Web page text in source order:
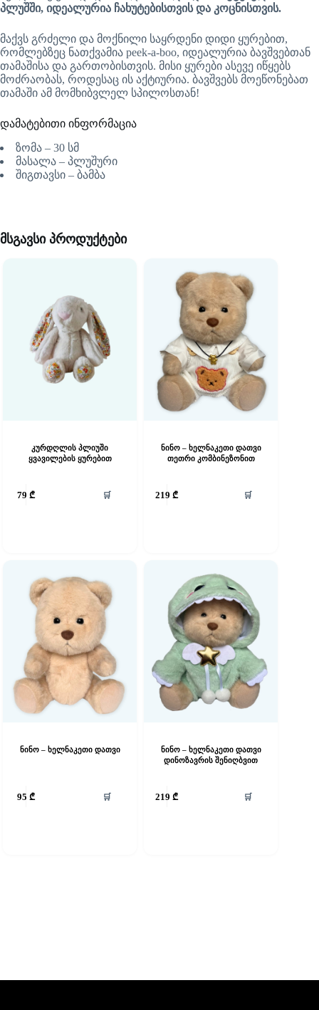
პლუშში, იდეალურია ჩახუტებისთვის და კოცნისთვის.
მაქვს გრძელი და მოქნილი საყრდენი დიდი ყურებით,
რომლებზეც ნათქვამია peek-a-boo, იდეალურია ბავშვებთან
თამაშისა და გართობისთვის. მისი ყურები ასევე იწყებს
მოძრაობას, როდესაც ის აქტიურია. ბავშვებს მოეწონებათ
თამაში ამ მომხიბვლელ სპილოსთან!
დამატებითი ინფორმაცია
ზომა – 30 სმ
მასალა – პლუშური
შიგთავსი – ბამბა
მსგავსი პროდუქტები
კურდღლის პლიუში
ყვავილების ყურებით
79 ₾ 🛒
ნინო – ხელნაკეთი დათვი
თეთრი კომბინეზონით
219₾ 🛒
ნინო – ხელნაკეთი დათვი
95 ₾ 🛒
ნინო – ხელნაკეთი დათვი
დინოზავრის შენიღბვით
219₾ 🛒